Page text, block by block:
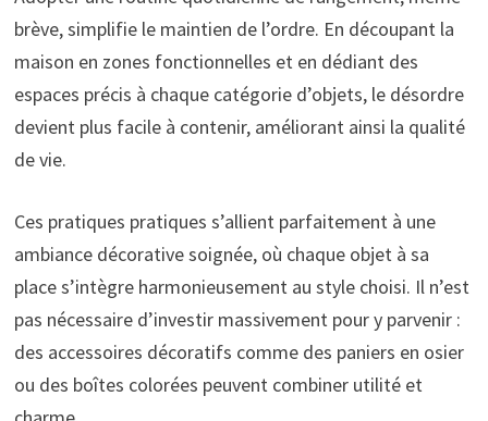
brève, simplifie le maintien de l’ordre. En découpant la
maison en zones fonctionnelles et en dédiant des
espaces précis à chaque catégorie d’objets, le désordre
devient plus facile à contenir, améliorant ainsi la qualité
de vie.
Ces pratiques pratiques s’allient parfaitement à une
ambiance décorative soignée, où chaque objet à sa
place s’intègre harmonieusement au style choisi. Il n’est
pas nécessaire d’investir massivement pour y parvenir :
des accessoires décoratifs comme des paniers en osier
ou des boîtes colorées peuvent combiner utilité et